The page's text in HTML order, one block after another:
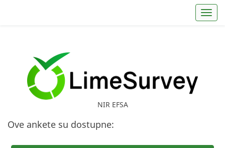
NIR EFSA
Ove ankete su dostupne: